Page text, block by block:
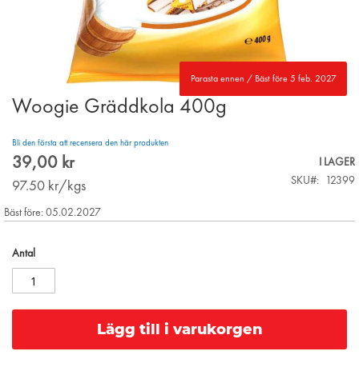
Parasta ennen / Bäst före 5 feb. 2027
Skip
of
the
gallery
Woogie Gräddkola 400g
Bli den första att recensera den här produkten
39,00 kr
97.50 kr/kgs
I LAGER
SKU
12399
Bäst före: 05.02.2027
Antal
Lägg till i varukorgen